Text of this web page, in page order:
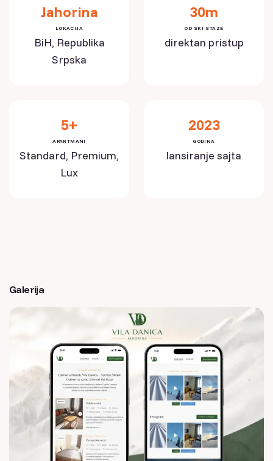
Jahorina
LOKACIJA
BiH, Republika
Srpska
30m
OD SKI-STAZE
direktan pristup
5+
APARTMANI
Standard, Premium,
Lux
2023
GODINA
lansiranje sajta
Galerija